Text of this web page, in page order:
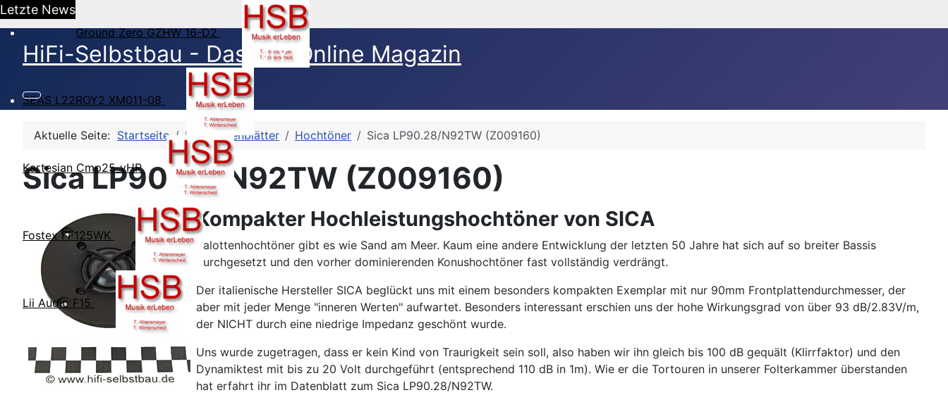
Letzte News
Ground Zero GZHW 16-D2
SEAS L22ROY2 XM011-08
Kartesian Cmp25_vHP
Fostex FF125WK
Lii Audio F15
HiFi-Selbstbau - Das DIY Online Magazin
Aktuelle Seite: Startseite HSB-Datenblätter Hochtöner Sica LP90.28/N92TW (Z009160)
Sica LP90.28/N92TW (Z009160)
Kompakter Hochleistungshochtöner von SICA
Kalottenhochtöner gibt es wie Sand am Meer. Kaum eine andere Entwicklung der letzten 50 Jahre hat sich auf so breiter Bassis
durchgesetzt und den vorher dominierenden Konushochtöner fast vollständig verdrängt.
Der italienische Hersteller SICA beglückt uns mit einem besonders kompakten Exemplar mit nur 90mm Frontplattendurchmesser, der
aber mit jeder Menge "inneren Werten" aufwartet. Besonders interessant erschien uns der hohe Wirkungsgrad von über 93 dB/2.83V/m,
der NICHT durch eine niedrige Impedanz geschönt wurde.
Uns wurde zugetragen, dass er kein Kind von Traurigkeit sein soll, also haben wir ihn gleich bis 100 dB gequält (Klirrfaktor) und den
Dynamiktest mit bis zu 20 Volt durchgeführt (entsprechend 110 dB in 1m). Wie er die Tortouren in unserer Folterkammer überstanden
hat erfahrt ihr im Datenblatt zum Sica LP90.28/N92TW.